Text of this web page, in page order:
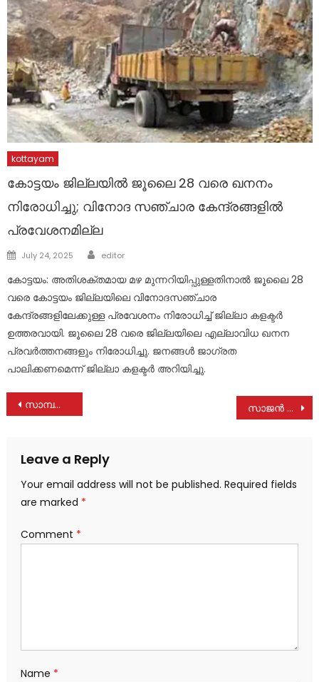
kottayam
കോട്ടയം ജില്ലയിൽ ജൂലൈ 28 വരെ ഖനനം
നിരോധിച്ചു; വിനോദ സഞ്ചാര കേന്ദ്രങ്ങളിൽ
പ്രവേശനമില്ല
Posted
July 24, 2025 Author
editor
കോട്ടയം: അതിശക്തമായ മഴ മുന്നറിയിപ്പുള്ളതിനാൽ ജൂലൈ 28
വരെ കോട്ടയം ജില്ലയിലെ വിനോദസഞ്ചാര
കേന്ദ്രങ്ങളിലേക്കുള്ള പ്രവേശനം നിരോധിച്ച് ജില്ലാ കളക്ടർ
ഉത്തരവായി. ജൂലൈ 28 വരെ ജില്ലയിലെ എല്ലാവിധ ഖനന
പ്രവർത്തനങ്ങളും നിരോധിച്ചു. ജനങ്ങൾ ജാഗ്രത
പാലിക്കണമെന്ന് ജില്ലാ കളക്ടർ അറിയിച്ചു.
Post
സാമ്പത്തിക തട്ടിപ്പ് കേസില്‍ മാണി സി കാപ്പൻ എംഎൽഎക്ക് തിരിച്ചടി; വിചാരണ നടപടികൾ നിർത്തിവക്കണമെന്ന ഹർജി തള്ളി സാജൻ ആലക്കുളം കേരള കോൺഗ്രസ് (ബി) സംസ്ഥാന സെക്രട്ടറി
Leave a Reply
Your email address will not be published. Required fields
are marked *
Comment *
Name *